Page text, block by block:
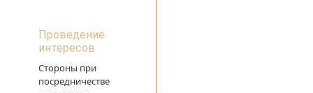
Проведение
интересов
Стороны при
посредничестве